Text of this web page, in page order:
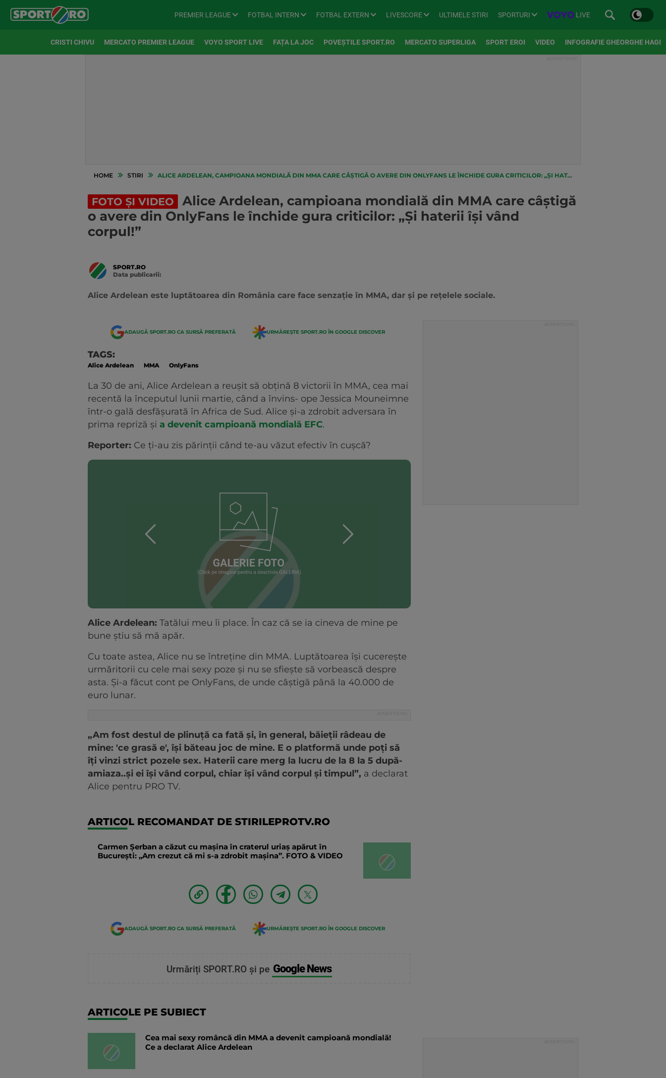
PREMIER LEAGUE FOTBAL INTERN FOTBAL EXTERN LIVESCORE ULTIMELE STIRI SPORTURI LIVE
CRISTI CHIVU MERCATO PREMIER LEAGUE VOYO SPORT LIVE FAȚA LA JOC POVEȘTILE SPORT.RO MERCATO SUPERLIGA SPORT EROI VIDEO INFOGRAFIE GHEORGHE HAGI
HOME STIRI ALICE ARDELEAN, CAMPIOANA MONDIALĂ DIN MMA CARE CÂȘTIGĂ O AVERE DIN ONLYFANS LE ÎNCHIDE GURA CRITICILOR: „ȘI HATERII ÎȘI VÂND CORPUL!”
FOTO ȘI VIDEO
Alice Ardelean, campioana mondială din MMA care câștigă
o avere din OnlyFans le închide gura criticilor: „Și haterii își vând
corpul!”
SPORT.RO
Data publicarii:
Alice Ardelean este luptătoarea din România care face senzație în MMA, dar și pe rețelele sociale.
ADAUGĂ SPORT.RO CA SURSĂ PREFERATĂ URMĂREȘTE SPORT.RO ÎN GOOGLE DISCOVER
TAGS:
Alice Ardelean MMA OnlyFans
La 30 de ani, Alice Ardelean a reușit să obțină 8 victorii în MMA, cea mai
recentă la începutul lunii martie, când a învins- ope Jessica Mouneimne
într-o gală desfășurată în Africa de Sud. Alice și-a zdrobit adversara în
prima repriză și a devenit campioană mondială EFC.
Reporter: Ce ți-au zis părinții când te-au văzut efectiv în cușcă?
Alice Ardelean: Tatălui meu îi place. În caz că se ia cineva de mine pe
bune știu să mă apăr.
Cu toate astea, Alice nu se întreține din MMA. Luptătoarea își cucerește
urmăritorii cu cele mai sexy poze și nu se sfiește să vorbească despre
asta. Și-a făcut cont pe OnlyFans, de unde câștigă până la 40.000 de
euro lunar.
„Am fost destul de plinuță ca fată și, în general, băieții râdeau de
mine: 'ce grasă e', își băteau joc de mine. E o platformă unde poți să
îți vinzi strict pozele sex. Haterii care merg la lucru de la 8 la 5 după-
amiaza..și ei își vând corpul, chiar își vând corpul și timpul”, a declarat
Alice pentru PRO TV.
ARTICOL RECOMANDAT DE STIRILEPROTV.RO
Carmen Șerban a căzut cu mașina în craterul uriaș apărut în
București: „Am crezut că mi s-a zdrobit mașina”. FOTO & VIDEO
ADAUGĂ SPORT.RO CA SURSĂ PREFERATĂ URMĂREȘTE SPORT.RO ÎN GOOGLE DISCOVER
Urmăriți SPORT.RO și pe Google News
ARTICOLE PE SUBIECT
Cea mai sexy româncă din MMA a devenit campioană mondială!
Ce a declarat Alice Ardelean